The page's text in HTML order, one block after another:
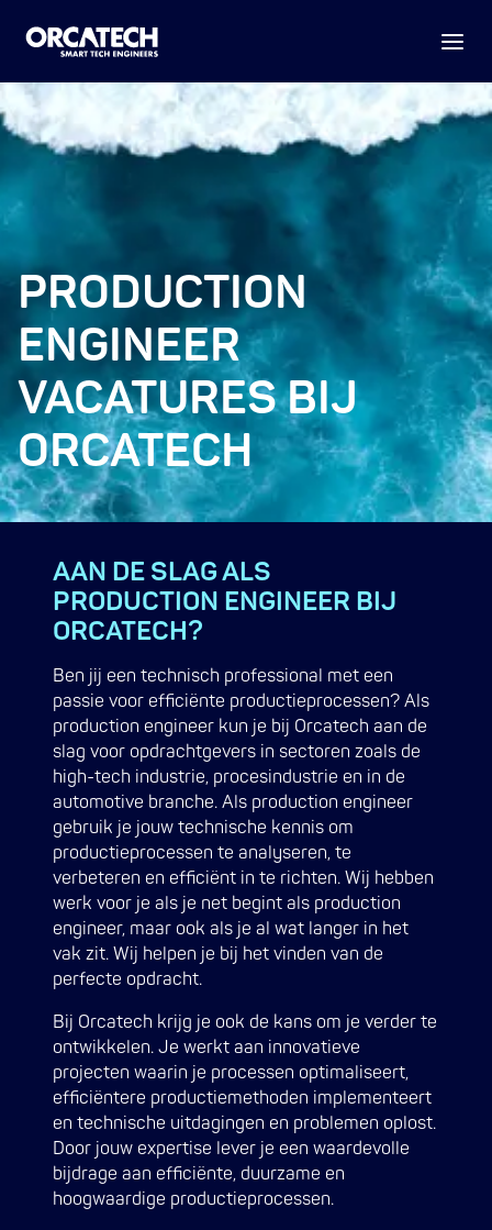
PRODUCTION
ENGINEER
VACATURES BIJ
ORCATECH
AAN DE SLAG ALS
PRODUCTION ENGINEER BIJ
ORCATECH?
Ben jij een technisch professional met een
passie voor efficiënte productieprocessen? Als
production engineer kun je bij Orcatech aan de
slag voor opdrachtgevers in sectoren zoals de
high-tech industrie, procesindustrie en in de
automotive branche. Als production engineer
gebruik je jouw technische kennis om
productieprocessen te analyseren, te
verbeteren en efficiënt in te richten. Wij hebben
werk voor je als je net begint als production
engineer, maar ook als je al wat langer in het
vak zit. Wij helpen je bij het vinden van de
perfecte opdracht.
Bij Orcatech krijg je ook de kans om je verder te
ontwikkelen. Je werkt aan innovatieve
projecten waarin je processen optimaliseert,
efficiëntere productiemethoden implementeert
en technische uitdagingen en problemen oplost.
Door jouw expertise lever je een waardevolle
bijdrage aan efficiënte, duurzame en
hoogwaardige productieprocessen.